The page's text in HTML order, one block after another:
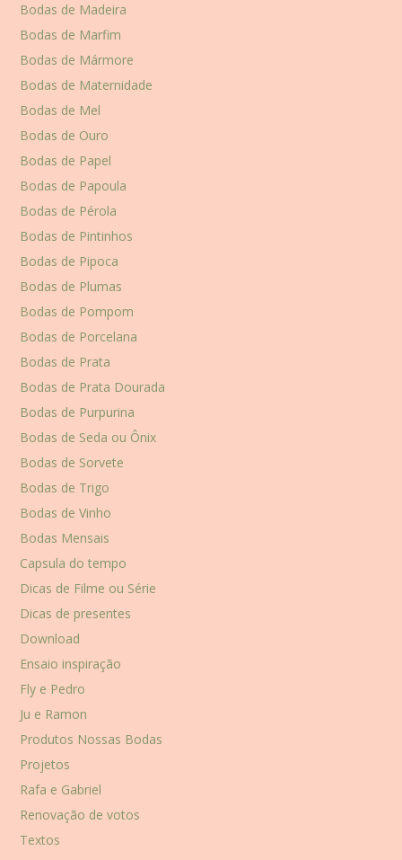
Bodas de Madeira
Bodas de Marfim
Bodas de Mármore
Bodas de Maternidade
Bodas de Mel
Bodas de Ouro
Bodas de Papel
Bodas de Papoula
Bodas de Pérola
Bodas de Pintinhos
Bodas de Pipoca
Bodas de Plumas
Bodas de Pompom
Bodas de Porcelana
Bodas de Prata
Bodas de Prata Dourada
Bodas de Purpurina
Bodas de Seda ou Ônix
Bodas de Sorvete
Bodas de Trigo
Bodas de Vinho
Bodas Mensais
Capsula do tempo
Dicas de Filme ou Série
Dicas de presentes
Download
Ensaio inspiração
Fly e Pedro
Ju e Ramon
Produtos Nossas Bodas
Projetos
Rafa e Gabriel
Renovação de votos
Textos